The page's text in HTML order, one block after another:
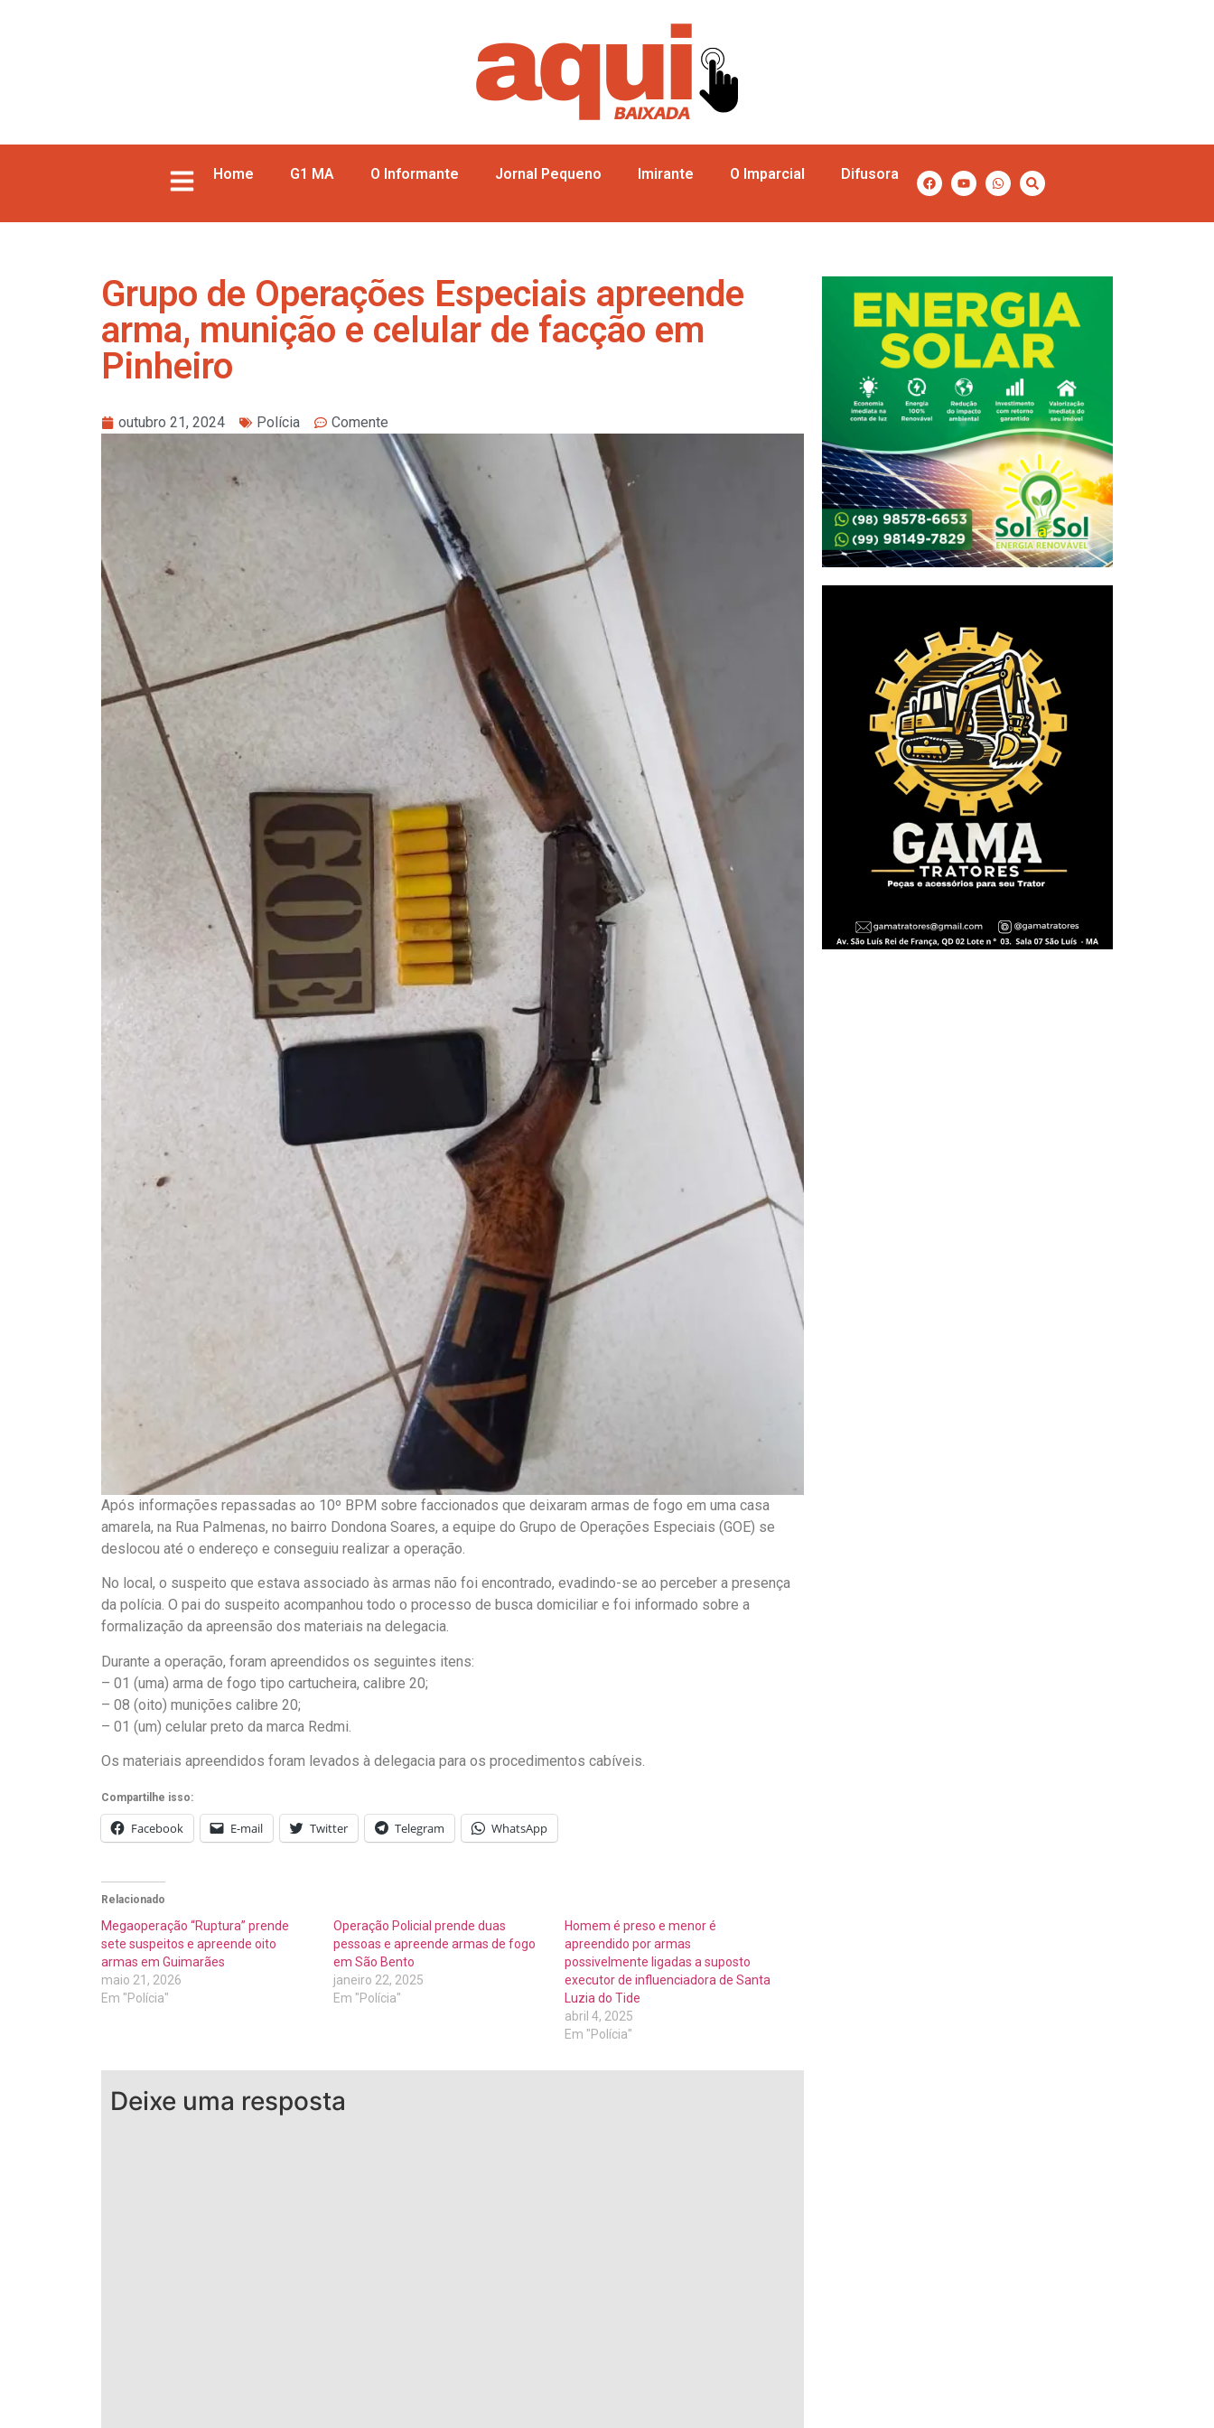
Home G1 MA O Informante Jornal Pequeno Imirante O Imparcial Difusora
Grupo de Operações Especiais apreende
arma, munição e celular de facção em
Pinheiro
outubro 21, 2024 Polícia Comente
Após informações repassadas ao 10º BPM sobre faccionados que deixaram armas de fogo em uma casa
amarela, na Rua Palmenas, no bairro Dondona Soares, a equipe do Grupo de Operações Especiais (GOE) se
deslocou até o endereço e conseguiu realizar a operação.
No local, o suspeito que estava associado às armas não foi encontrado, evadindo-se ao perceber a presença
da polícia. O pai do suspeito acompanhou todo o processo de busca domiciliar e foi informado sobre a
formalização da apreensão dos materiais na delegacia.
Durante a operação, foram apreendidos os seguintes itens:
– 01 (uma) arma de fogo tipo cartucheira, calibre 20;
– 08 (oito) munições calibre 20;
– 01 (um) celular preto da marca Redmi.
Os materiais apreendidos foram levados à delegacia para os procedimentos cabíveis.
Compartilhe isso:
Facebook E-mail Twitter Telegram WhatsApp
Relacionado
Megaoperação “Ruptura” prende
sete suspeitos e apreende oito
armas em Guimarães
maio 21, 2026
Em "Polícia"
Operação Policial prende duas
pessoas e apreende armas de fogo
em São Bento
janeiro 22, 2025
Em "Polícia"
Homem é preso e menor é
apreendido por armas
possivelmente ligadas a suposto
executor de influenciadora de Santa
Luzia do Tide
abril 4, 2025
Em "Polícia"
Deixe uma resposta